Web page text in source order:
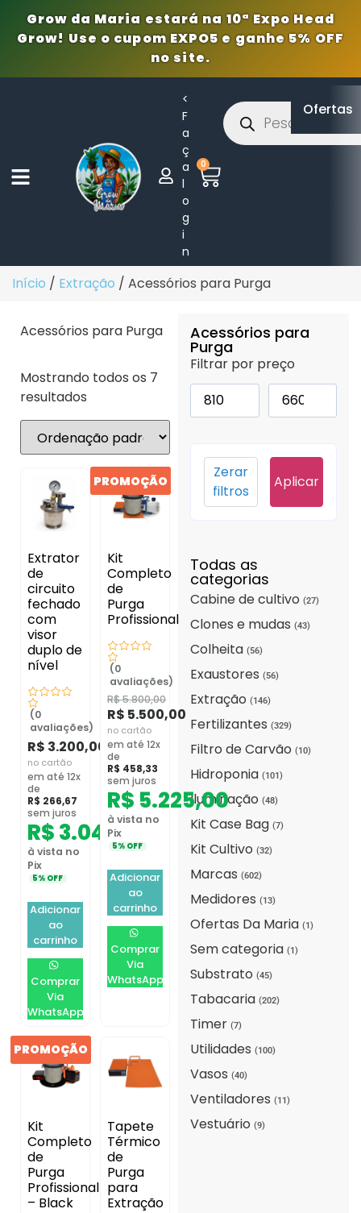
Grow da Maria estará na 10ª Expo Head
Grow! Use o cupom EXPO5 e ganhe 5% OFF
no site.
<
F
a
ç
a
l
o
g
i
n
0
Ofertas
Início / Extração / Acessórios para Purga
Acessórios para
Purga
Filtrar por preço
Aplicar
Zerar
filtros
Todas as
categorias
Cabine de cultivo(27)
Clones e mudas(43)
Colheita(56)
Exaustores(56)
Extração(146)
Fertilizantes(329)
Filtro de Carvão(10)
Hidroponia(101)
Iluminação(48)
Kit Case Bag(7)
Kit Cultivo(32)
Marcas(602)
Medidores(13)
Ofertas Da Maria(1)
Sem categoria(1)
Substrato(45)
Tabacaria(202)
Timer(7)
Utilidades(100)
Vasos(40)
Ventiladores(11)
Vestuário(9)
Acessórios para Purga
Mostrando todos os 7
resultados
Extrator
de
circuito
fechado
com
visor
duplo de
nível
(0
avaliações)
R$ 3.200,00
no cartão
em até 12x
de
R$ 266,67
sem juros
R$3.040,00
à vista no
Pix
5% OFF
Adicionar
ao
carrinho
Comprar
Via
WhatsApp
PROMOÇÃO
Kit
Completo
de
Purga
Profissional
(0
avaliações)
R$5.800,00
R$ 5.500,00
no cartão
em até 12x
de
R$ 458,33
sem juros
R$ 5.225,00
à vista no
Pix
5% OFF
Adicionar
ao
carrinho
Comprar
Via
WhatsApp
PROMOÇÃO
Kit
Completo
de
Purga
Profissional
– Black
Tapete
Térmico
de
Purga
para
Extração